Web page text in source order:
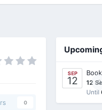
0
SEP
12 0
12
Until